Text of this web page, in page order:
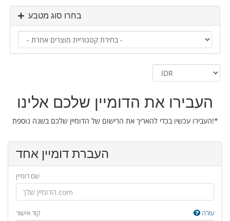
בחרו סוג מטבע
העבירו את הדומיין שלכם אלינו
העבירו עכשיו בכדי להאריך את הרישום של הדומיין שלכם בשנה נוספת!*
העברת דומיין אחד
שם דומיין
קוד אישור עזרה